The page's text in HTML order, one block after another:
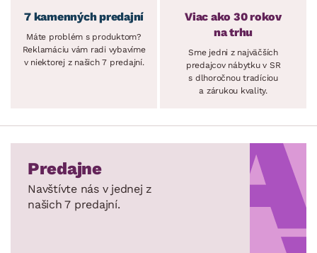
7 kamenných predajní
Máte problém s produktom?
Reklamáciu vám radi vybavíme
v niektorej z našich 7 predajní.
Viac ako 30 rokov
na trhu
Sme jedni z najväčších
predajcov nábytku v SR
s dlhoročnou tradíciou
a zárukou kvality.
Predajne
Navštívte nás v jednej z
našich 7 predajní.